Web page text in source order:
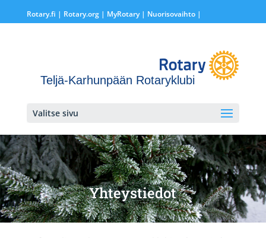
Rotary.fi | Rotary.org| MyRotary | Nuorisovaihto|
Teljä-Karhunpään Rotaryklubi
Valitse sivu
Yhteystiedot